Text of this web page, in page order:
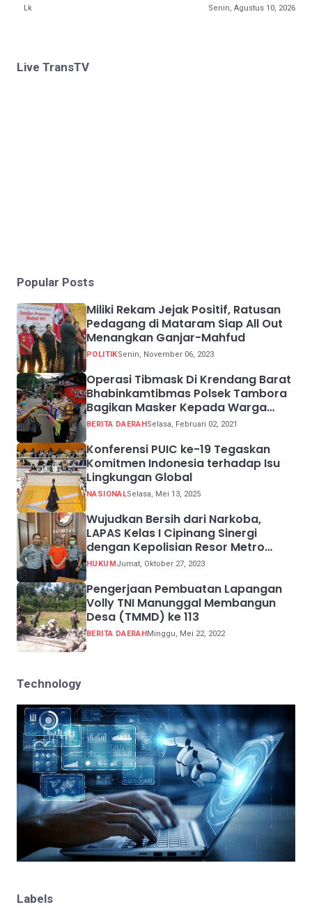
Lk Senin, Agustus 10, 2026
Live TransTV
Popular Posts
Miliki Rekam Jejak Positif, Ratusan
Pedagang di Mataram Siap All Out
Menangkan Ganjar-Mahfud
POLITIKSenin, November 06, 2023
Operasi Tibmask Di Krendang Barat
Bhabinkamtibmas Polsek Tambora
Bagikan Masker Kepada Warga
Pelanggar Prokes
BERITA DAERAHSelasa, Februari 02, 2021
Konferensi PUIC ke-19 Tegaskan
Komitmen Indonesia terhadap Isu
Lingkungan Global
NASIONALSelasa, Mei 13, 2025
Wujudkan Bersih dari Narkoba,
LAPAS Kelas I Cipinang Sinergi
dengan Kepolisian Resor Metro
Jakarta Barat
HUKUMJumat, Oktober 27, 2023
Pengerjaan Pembuatan Lapangan
Volly TNI Manunggal Membangun
Desa (TMMD) ke 113
BERITA DAERAHMinggu, Mei 22, 2022
Technology
Labels